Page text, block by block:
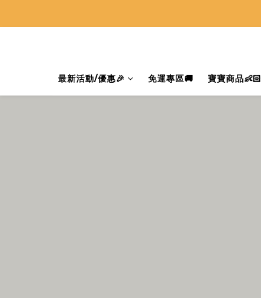
最新活動/優惠🎉 免運專區🚚 寶寶商品👶🏻